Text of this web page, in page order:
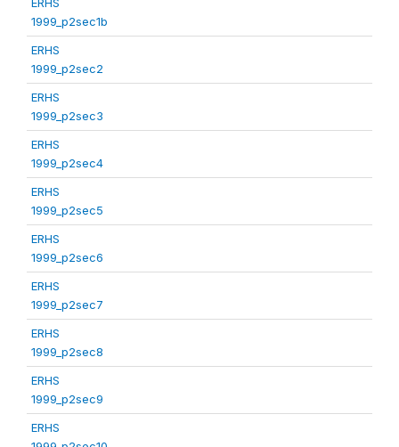
1999_p2sec1b
ERHS
1999_p2sec2
ERHS
1999_p2sec3
ERHS
1999_p2sec4
ERHS
1999_p2sec5
ERHS
1999_p2sec6
ERHS
1999_p2sec7
ERHS
1999_p2sec8
ERHS
1999_p2sec9
ERHS